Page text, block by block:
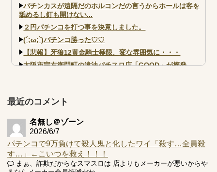
パチンカスが遠隔だのホルコンだの言うからホールは客を
舐めるし釘も開けない...
２円パチンコを打つ事を決意しました。
(´;ω;`)パチンコ勝った♡♡
【悲報】牙狼12黄金騎士極限、変な雰囲気に・・・
大阪市宗右衛門町の違法パチスロ店「GOOD」が摘発
【実戦報告】e黄門ちゃま寿限無 初日の評判まとめ！コン
プ報告あり！弱予告...
アズールレーン スロット評価はコイン持ちの悪い疑似ボ天
井の軽い絆？
最近のコメント
名無し＠ゾーン
2026/6/7
パチンコで9万負けて殺人鬼と化したワイ「殺す…全員殺
す…」←こいつを救え！！！
まぁ、詐欺だからなスマスロは 店よりもメーカーが悪いからや